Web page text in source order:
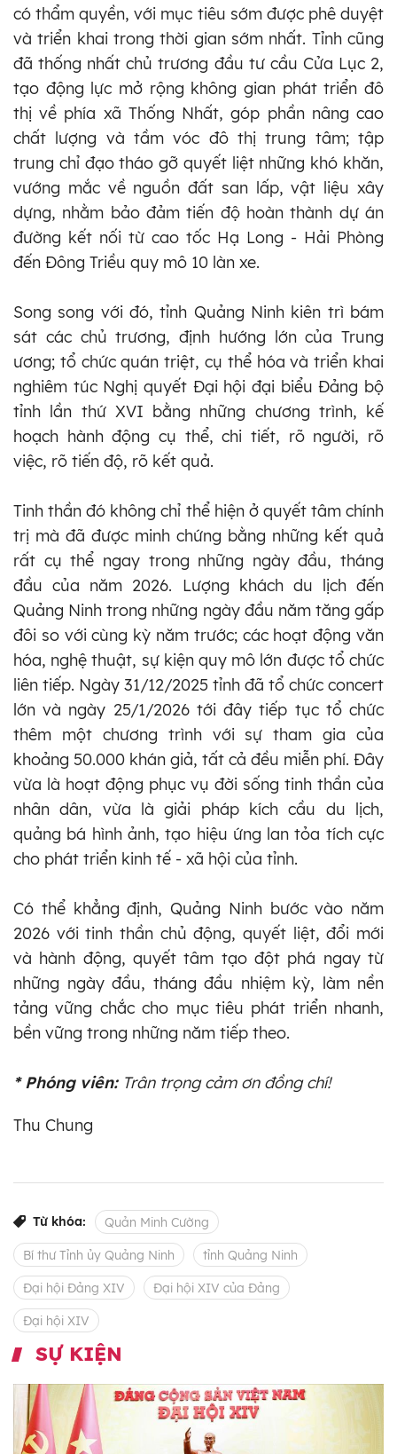
có thẩm quyền, với mục tiêu sớm được phê duyệt
và triển khai trong thời gian sớm nhất. Tỉnh cũng
đã thống nhất chủ trương đầu tư cầu Cửa Lục 2,
tạo động lực mở rộng không gian phát triển đô
thị về phía xã Thống Nhất, góp phần nâng cao
chất lượng và tầm vóc đô thị trung tâm; tập
trung chỉ đạo tháo gỡ quyết liệt những khó khăn,
vướng mắc về nguồn đất san lấp, vật liệu xây
dựng, nhằm bảo đảm tiến độ hoàn thành dự án
đường kết nối từ cao tốc Hạ Long - Hải Phòng
đến Đông Triều quy mô 10 làn xe.
Song song với đó, tỉnh Quảng Ninh kiên trì bám
sát các chủ trương, định hướng lớn của Trung
ương; tổ chức quán triệt, cụ thể hóa và triển khai
nghiêm túc Nghị quyết Đại hội đại biểu Đảng bộ
tỉnh lần thứ XVI bằng những chương trình, kế
hoạch hành động cụ thể, chi tiết, rõ người, rõ
việc, rõ tiến độ, rõ kết quả.
Tinh thần đó không chỉ thể hiện ở quyết tâm chính
trị mà đã được minh chứng bằng những kết quả
rất cụ thể ngay trong những ngày đầu, tháng
đầu của năm 2026. Lượng khách du lịch đến
Quảng Ninh trong những ngày đầu năm tăng gấp
đôi so với cùng kỳ năm trước; các hoạt động văn
hóa, nghệ thuật, sự kiện quy mô lớn được tổ chức
liên tiếp. Ngày 31/12/2025 tỉnh đã tổ chức concert
lớn và ngày 25/1/2026 tới đây tiếp tục tổ chức
thêm một chương trình với sự tham gia của
khoảng 50.000 khán giả, tất cả đều miễn phí. Đây
vừa là hoạt động phục vụ đời sống tinh thần của
nhân dân, vừa là giải pháp kích cầu du lịch,
quảng bá hình ảnh, tạo hiệu ứng lan tỏa tích cực
cho phát triển kinh tế - xã hội của tỉnh.
Có thể khẳng định, Quảng Ninh bước vào năm
2026 với tinh thần chủ động, quyết liệt, đổi mới
và hành động, quyết tâm tạo đột phá ngay từ
những ngày đầu, tháng đầu nhiệm kỳ, làm nền
tảng vững chắc cho mục tiêu phát triển nhanh,
bền vững trong những năm tiếp theo.
* Phóng viên:Trân trọng cảm ơn đồng chí!
Thu Chung
Từ khóa: Quản Minh Cường
Bí thư Tỉnh ủy Quảng Ninh tỉnh Quảng Ninh
Đại hội Đảng XIV Đại hội XIV của Đảng
Đại hội XIV
SỰ KIỆN